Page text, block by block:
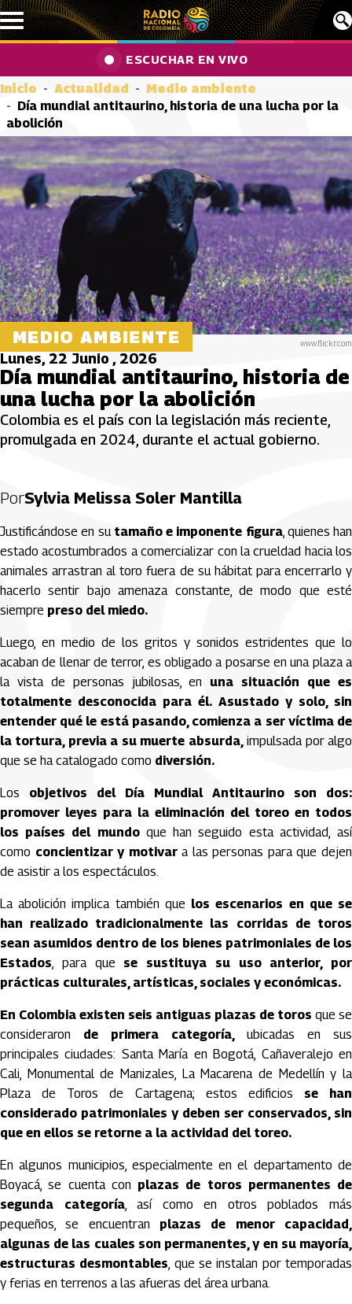
Pasar al contenido principal
ESCUCHAR EN VIVO
Inicio Actualidad
Medio ambiente
Día mundial antitaurino, historia de una lucha por la
abolición
MEDIO AMBIENTE www.flickr.com
Lunes, 22 Junio , 2026
Día mundial antitaurino, historia de
una lucha por la abolición
Colombia es el país con la legislación más reciente,
promulgada en 2024, durante el actual gobierno.
PorSylvia Melissa Soler Mantilla
Justificándose en su tamaño e imponente figura, quienes han
estado acostumbrados a comercializar con la crueldad hacia los
animales arrastran al toro fuera de su hábitat para encerrarlo y
hacerlo sentir bajo amenaza constante, de modo que esté
siempre preso del miedo.
Luego, en medio de los gritos y sonidos estridentes que lo
acaban de llenar de terror, es obligado a posarse en una plaza a
la vista de personas jubilosas, en una situación que es
totalmente desconocida para él. Asustado y solo, sin
entender qué le está pasando, comienza a ser víctima de
la tortura, previa a su muerte absurda,impulsada por algo
que se ha catalogado como diversión.
Los objetivos del Día Mundial Antitaurino son dos:
promover leyes para la eliminación del toreo en todos
los países del mundo que han seguido esta actividad, así
como concientizar y motivara las personas para que dejen
de asistir a los espectáculos.
La abolición implica también que los escenarios en que se
han realizado tradicionalmente las corridas de toros
sean asumidos dentro de los bienes patrimoniales de los
Estados, para que se sustituya su uso anterior, por
prácticas culturales, artísticas, sociales y económicas.
En Colombia existen seis antiguas plazas de toros que se
consideraron de primera categoría,ubicadas en sus
principales ciudades: Santa María en Bogotá, Cañaveralejo en
Cali, Monumental de Manizales, La Macarena de Medellín y la
Plaza de Toros de Cartagena; estos edificios se han
considerado patrimoniales y deben ser conservados, sin
que en ellos se retorne a la actividad del toreo.
En algunos municipios, especialmente en el departamento de
Boyacá, se cuenta con plazas de toros permanentes de
segunda categoría, así como en otros poblados más
pequeños, se encuentran plazas de menor capacidad,
algunas de las cuales son permanentes, y en su mayoría,
estructuras desmontables, que se instalan por temporadas
y ferias en terrenos a las afueras del área urbana.